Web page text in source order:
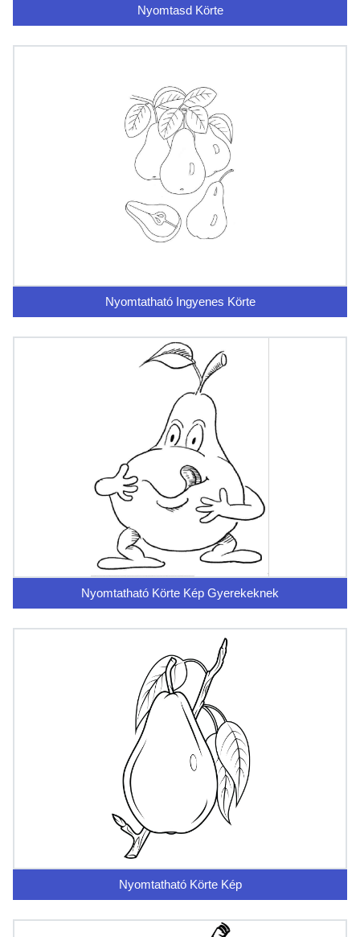
Nyomtasd Körte
Nyomtatható Ingyenes Körte
Nyomtatható Körte Kép Gyerekeknek
Nyomtatható Körte Kép